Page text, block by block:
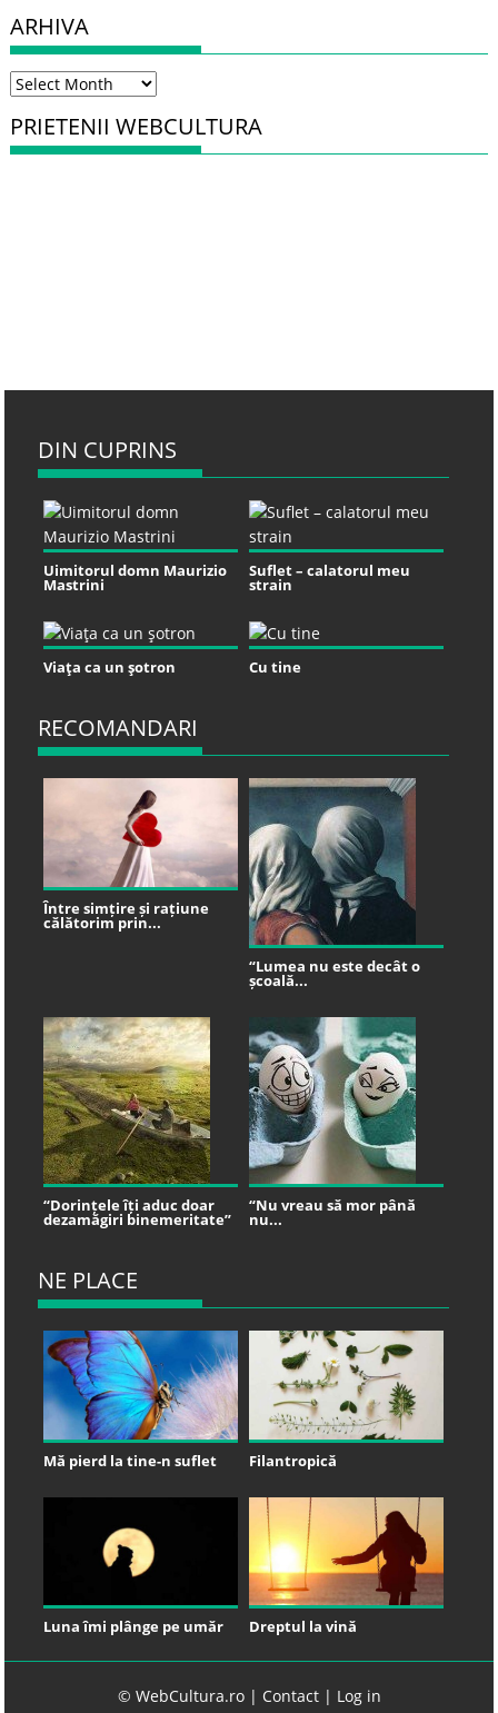
ARHIVA
Arhiva
PRIETENII WEBCULTURA
DIN CUPRINS
Uimitorul domn Maurizio
Mastrini
Suflet – calatorul meu
strain
Viaţa ca un şotron Cu tine
RECOMANDARI
Între simțire și rațiune
călătorim prin...
“Lumea nu este decât o
școală...
“Dorințele îți aduc doar
dezamăgiri binemeritate”
“Nu vreau să mor până
nu...
NE PLACE
Mă pierd la tine-n suflet Filantropică
Luna îmi plânge pe umăr Dreptul la vină
© WebCultura.ro | Contact| Log in